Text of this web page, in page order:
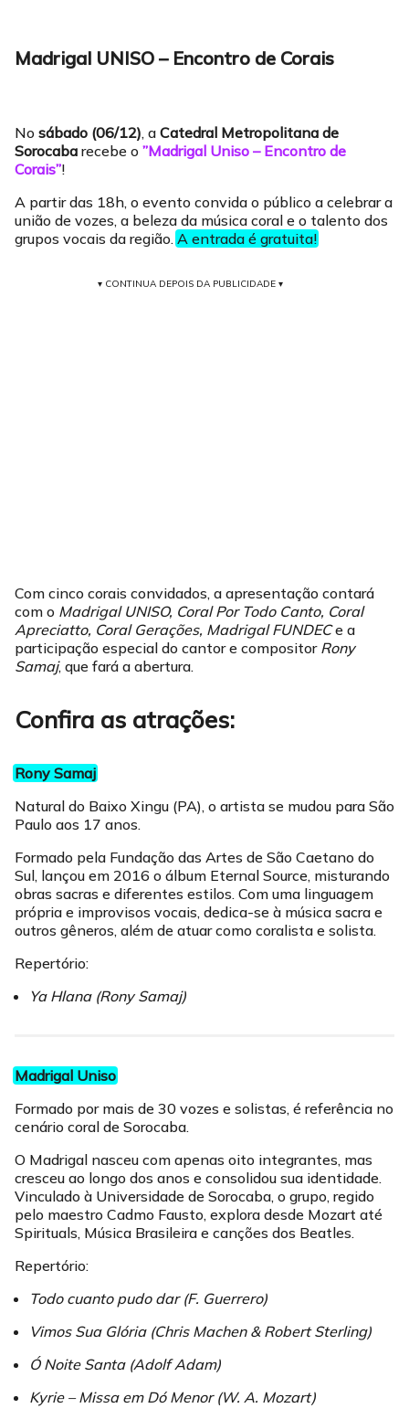
Madrigal UNISO – Encontro de Corais
No sábado (06/12), a Catedral Metropolitana de
Sorocaba recebe o ”Madrigal Uniso – Encontro de
Corais”!
A partir das 18h, o evento convida o público a celebrar a
união de vozes, a beleza da música coral e o talento dos
grupos vocais da região. A entrada é gratuita!
▾ CONTINUA DEPOIS DA PUBLICIDADE ▾
Com cinco corais convidados, a apresentação contará
com o Madrigal UNISO, Coral Por Todo Canto, Coral
Apreciatto, Coral Gerações, Madrigal FUNDECe a
participação especial do cantor e compositor Rony
Samaj, que fará a abertura.
Confira as atrações:
Rony Samaj
Natural do Baixo Xingu (PA), o artista se mudou para São
Paulo aos 17 anos.
Formado pela Fundação das Artes de São Caetano do
Sul, lançou em 2016 o álbum Eternal Source, misturando
obras sacras e diferentes estilos. Com uma linguagem
própria e improvisos vocais, dedica-se à música sacra e
outros gêneros, além de atuar como coralista e solista.
Repertório:
Ya Hlana (Rony Samaj)
Madrigal Uniso
Formado por mais de 30 vozes e solistas, é referência no
cenário coral de Sorocaba.
O Madrigal nasceu com apenas oito integrantes, mas
cresceu ao longo dos anos e consolidou sua identidade.
Vinculado à Universidade de Sorocaba, o grupo, regido
pelo maestro Cadmo Fausto, explora desde Mozart até
Spirituals, Música Brasileira e canções dos Beatles.
Repertório:
Todo cuanto pudo dar (F. Guerrero)
Vimos Sua Glória (Chris Machen & Robert Sterling)
Ó Noite Santa (Adolf Adam)
Kyrie – Missa em Dó Menor (W. A. Mozart)